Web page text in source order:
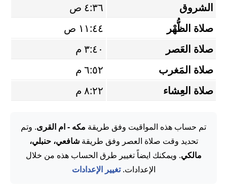
الشروق
٤:٣٦ ص
صلاة الظُّهْر
١١:٤٤ ص
صلاة العَصر
٣:٤٠ م
صلاة المَغرب
٦:٥٢ م
صلاة العِشاء
٨:٢٢ م
تم حساب هذه المواقيت وفق طريقة مكه - ام القرى. وتم
تحديد وقت صلاة العصر وفق طريقةشافعي، حنبلي،
مالكي. ويمكنك ايضاً تغيير طرق الحساب هذه من خلال
الإعدادات.تغيير الإعدادات